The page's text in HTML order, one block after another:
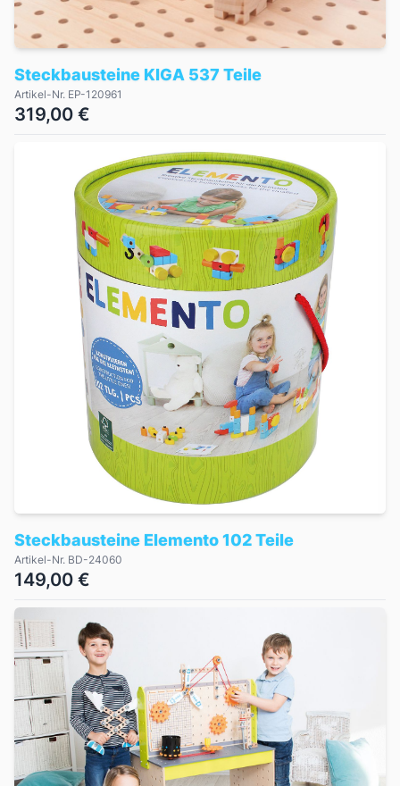
Steckbausteine KIGA 537 Teile
Artikel-Nr. EP-120961
319,00 €
Steckbausteine Elemento 102 Teile
Artikel-Nr. BD-24060
149,00 €